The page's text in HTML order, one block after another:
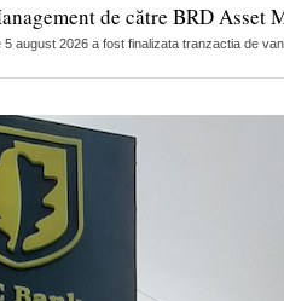
de către BRD Asset
august 2026 a fost finalizata tranzactia de